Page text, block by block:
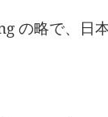
の略で、日